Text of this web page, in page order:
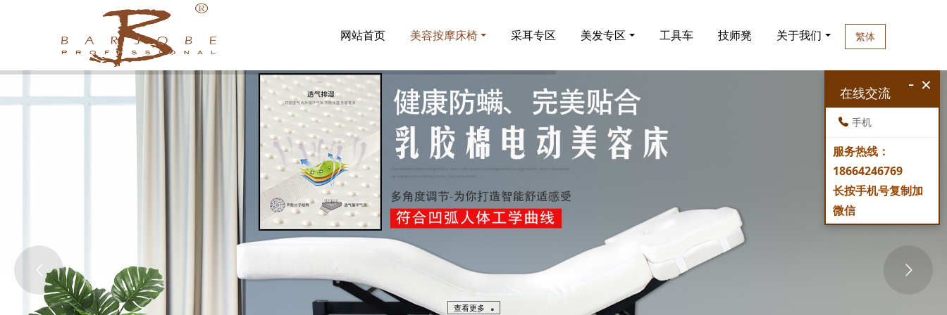
网站首页 美容按摩床椅 采耳专区 美发专区 工具车 技师凳 关于我们 繁体
查看更多
×
-
在线交流
手机
服务热线：
18664246769
长按手机号复制加
微信